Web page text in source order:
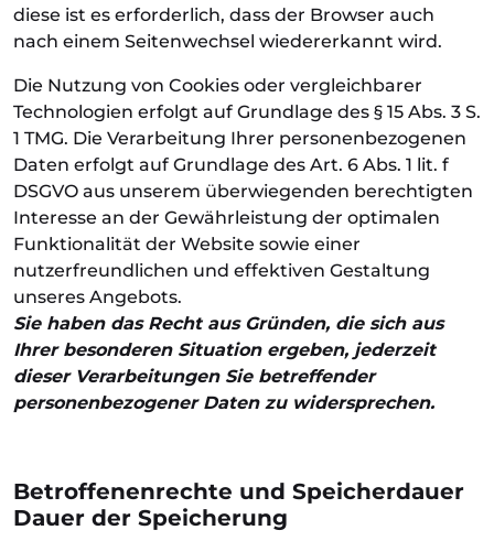
diese ist es erforderlich, dass der Browser auch
nach einem Seitenwechsel wiedererkannt wird.
Die Nutzung von Cookies oder vergleichbarer
Technologien erfolgt auf Grundlage des § 15 Abs. 3 S.
1 TMG. Die Verarbeitung Ihrer personenbezogenen
Daten erfolgt auf Grundlage des Art. 6 Abs. 1 lit. f
DSGVO aus unserem überwiegenden berechtigten
Interesse an der Gewährleistung der optimalen
Funktionalität der Website sowie einer
nutzerfreundlichen und effektiven Gestaltung
unseres Angebots.
Sie haben das Recht aus Gründen, die sich aus
Ihrer besonderen Situation ergeben, jederzeit
dieser Verarbeitungen Sie betreffender
personenbezogener Daten zu widersprechen.
Betroffenenrechte und Speicherdauer
Dauer der Speicherung